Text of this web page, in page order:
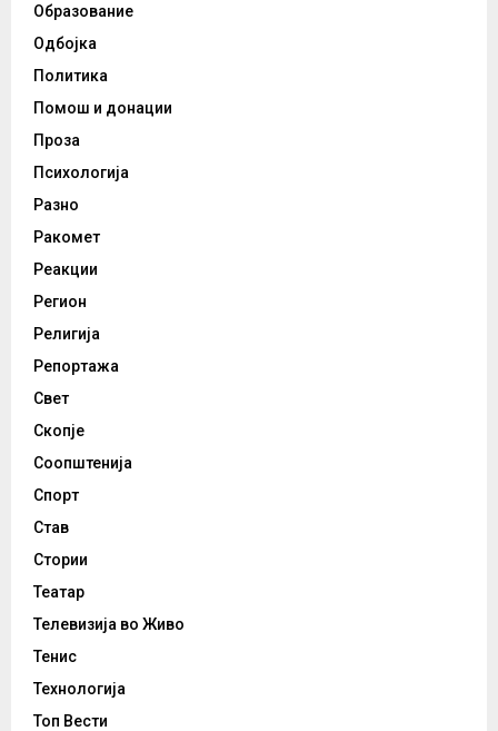
Образование
Одбојка
Политика
Помош и донации
Проза
Психологија
Разно
Ракомет
Реакции
Регион
Религија
Репортажа
Свет
Скопје
Соопштенија
Спорт
Став
Стории
Театар
Телевизија во Живо
Тенис
Технологија
Топ Вести